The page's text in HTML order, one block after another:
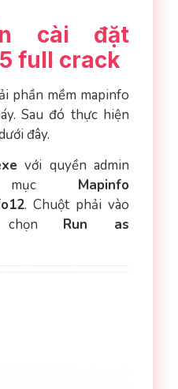
cài đặt
full crack
phần mềm mapinfo
Sau đó thực hiện
đây.
với quyền admin
mục Mapinfo
. Chuột phải vào
Run as